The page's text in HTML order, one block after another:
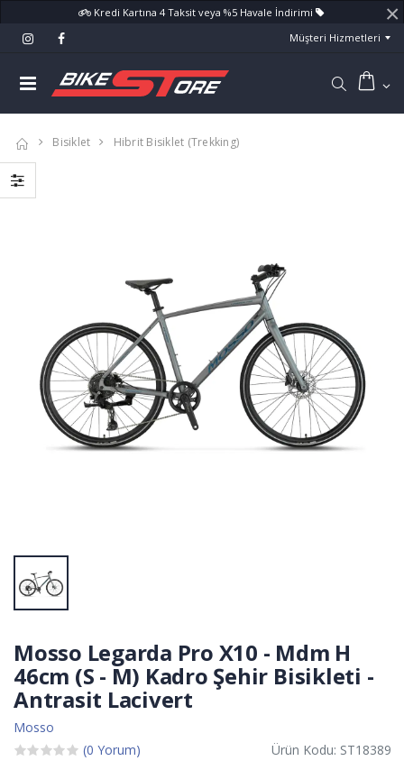
Kredi Kartına 4 Taksit veya %5 Havale İndirimi ×
Müşteri Hizmetleri
Bisiklet Hibrit Bisiklet (Trekking)
Mosso Legarda Pro X10 - Mdm H
46cm (S - M) Kadro Şehir Bisikleti -
Antrasit Lacivert
Mosso
(0 Yorum)
Ürün Kodu: ST18389